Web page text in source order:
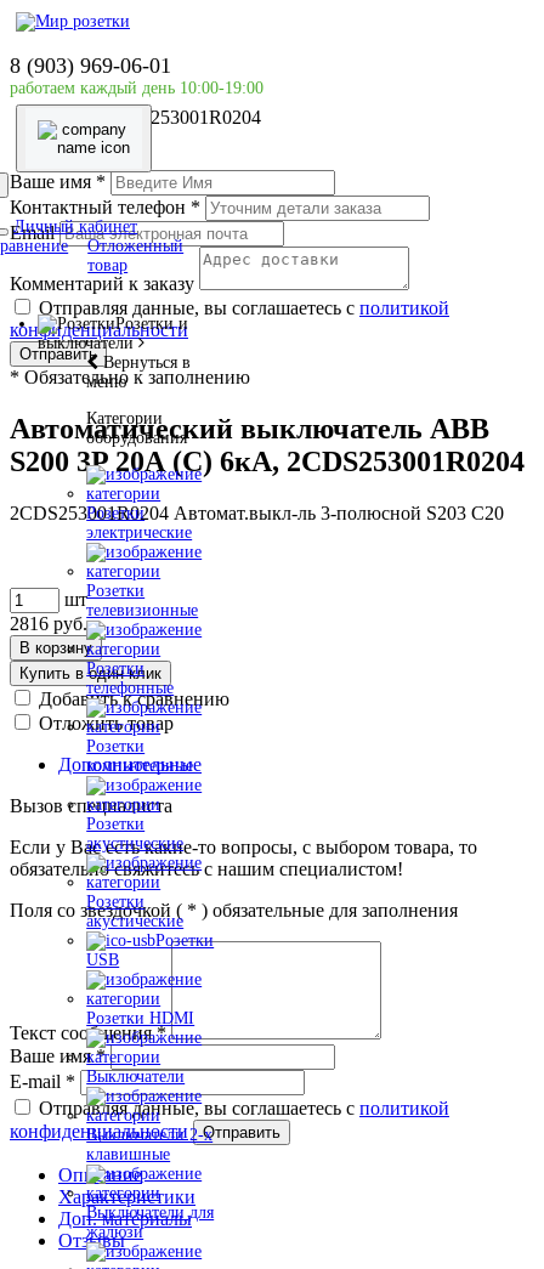
8 (903) 969-06-01
работаем каждый день 10:00-19:00
Личный кабинет
Отложенный
товар
Розетки и
выключатели
Вернуться в
меню
Категории
оборудования
Розетки
электрические
Розетки
телевизионные
Розетки
телефонные
Розетки
компьютерные
Розетки
акустические
Розетки
акустические
Розетки
USB
Розетки HDMI
Выключатели
Выключатели 2-х
клавишные
Выключатели для
жалюзи
Главная страница
ABB
Автоматический выключатель ABB S200 3P 20А (C)
6кА, 2CDS253001R0204
Ваше имя *
Контактный телефон *
Email
Комментарий к заказу
Отправляя данные, вы соглашаетесь с политикой
конфиденциальности
Отправить
* Обязательно к заполнению
Автоматический выключатель ABB
S200 3P 20А (C) 6кА, 2CDS253001R0204
2CDS253001R0204 Автомат.выкл-ль 3-полюсной S203 C20
шт
2816 руб.
В корзину
Купить в один клик
Добавить к сравнению
Отложить товар
Дополнительные
Вызов специалиста
Если у Вас есть какие-то вопросы, с выбором товара, то
обязательно свяжитесь с нашим специалистом!
Поля со звездочкой ( * ) обязательные для заполнения
Текст сообщения*
Ваше имя*
E-mail *
Отправляя данные, вы соглашаетесь с политикой
конфиденциальности
Отправить
Описание
Характеристики
Доп. материалы
Отзывы